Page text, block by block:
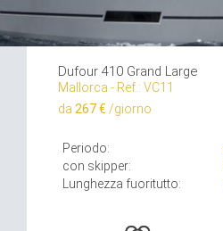
Dufour 410 Grand Large
Mallorca - Ref.: VC11
da 267 € /giorno
Periodo:
con skipper:
Lunghezza fuoritutto: